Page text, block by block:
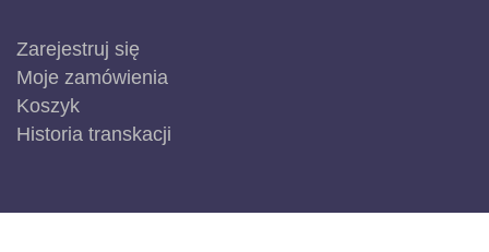
Zarejestruj się
Moje zamówienia
Koszyk
Historia transkacji